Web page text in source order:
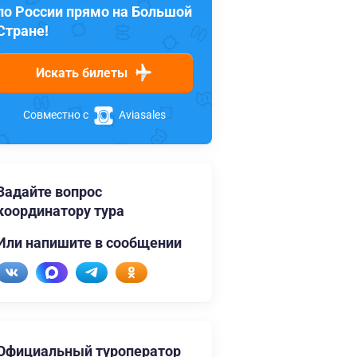
России прямо на Большой
Искать билеты
Совместно с Aviasales
вопрос
тура
напишите в сообщении
туроператор